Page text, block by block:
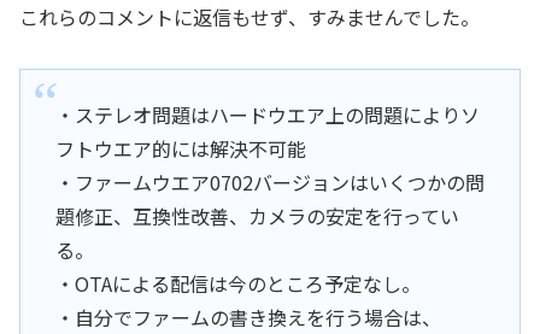
これらのコメントに返信もせず、すみませんでした。
・ステレオ問題はハードウエア上の問題によりソ
フトウエア的には解決不可能
・ファームウエア0702バージョンはいくつかの問
題修正、互換性改善、カメラの安定を行ってい
る。
・OTAによる配信は今のところ予定なし。
・自分でファームの書き換えを行う場合は、